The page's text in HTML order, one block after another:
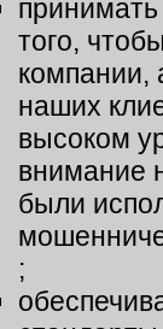
того,
компании,
наших
высоком
внимание
были
;